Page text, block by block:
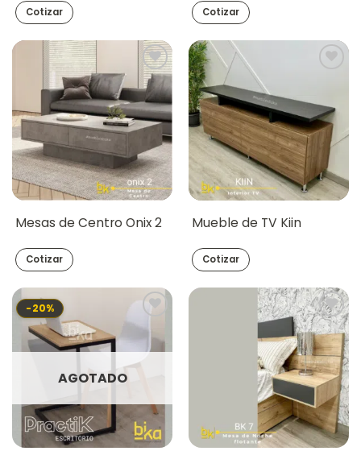
Cotizar Cotizar
Mesas de Centro Onix 2
Cotizar
Mueble de TV Kiin
Cotizar
-20%
AGOTADO